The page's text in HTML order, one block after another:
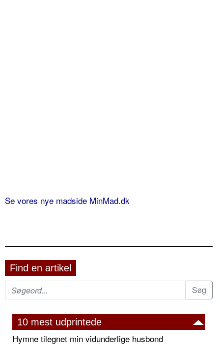
Se vores nye madside MinMad.dk
Find en artikel
10 mest udprintede
Hymne tilegnet min vidunderlige husbond